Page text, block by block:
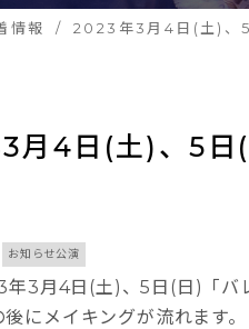
情報 2023年3月4日(土)、5
月4日(土)、5日(
お知らせ公演
3月4日(土)、5日(日)「バ
にメイキングが流れます。